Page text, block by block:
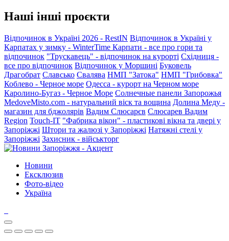
Наші інші проєкти
Відпочинок в Україні 2026 - RestIN Відпочинок в Україні у
Карпатах у зимку - WinterTime Карпати - все про гори та
відпочинок "Трускавець" - відпочинок на курорті Східниця -
все про відпочинок Відпочинок у Моршині Буковель
Драгобрат Славсько Свалява НМП "Затока" НМП "Грибовка"
Коблево - Черное море Одесса - курорт на Черном море
Каролино-Бугаз - Черное Море Солнечные панели Запорожья
MedoveMisto.com - натуральний віск та вощина Долина Меду -
магазин для бджолярів Вадим Слюсарєв Слюсарев Вадим
Region Touch-IT "Фабрика вікон" - пластикові вікна та двері у
Запоріжжі Штори та жалюзі у Запоріжжі Натяжні стелі у
Запоріжжі Захисник - військторг
Новини
Ексклюзив
Фото-відео
Україна